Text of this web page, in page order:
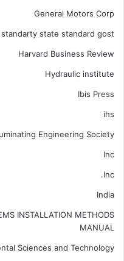
General Motors Corp
state standard gost
Harvard Business Review
Hydraulic institute
Ibis Press
ihs
Engineering Society
Inc
Inc.
India
INSTALLATION METHODS
MANUAL
Sciences and Technology